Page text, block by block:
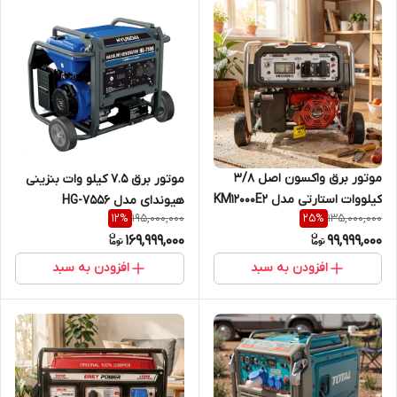
موتور برق واکسون اصل 3/8
کیلووات استارتی مدل KM12000E2
135,000,000
25%
99,999,000
افزودن به سبد
موتور برق 7.5 کیلو وات بنزینی
هیوندای مدل HG-7556
195,000,000
12%
169,999,000
افزودن به سبد